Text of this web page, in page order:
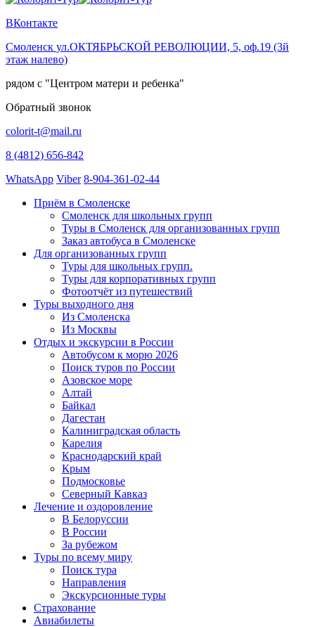
ВКонтакте
Смоленск ул.ОКТЯБРЬСКОЙ РЕВОЛЮЦИИ, 5, оф.19 (3й
этаж налево)
рядом с "Центром матери и ребенка"
Обратный звонок
colorit-t@mail.ru
8 (4812) 656-842
WhatsApp Viber 8-904-361-02-44
Приём в Смоленске
Смоленск для школьных групп
Туры в Смоленск для организованных групп
Заказ автобуса в Смоленске
Для организованных групп
Туры для школьных групп.
Туры для корпоративных групп
Фотоотчёт из путешествий
Туры выходного дня
Из Смоленска
Из Москвы
Отдых и экскурсии в России
Автобусом к морю 2026
Поиск туров по России
Азовское море
Алтай
Байкал
Дагестан
Калиниградская область
Карелия
Краснодарский край
Крым
Подмосковье
Северный Кавказ
Лечение и оздоровление
В Белоруссии
В России
За рубежом
Туры по всему миру
Поиск тура
Направления
Экскурсионные туры
Страхование
Авиабилеты